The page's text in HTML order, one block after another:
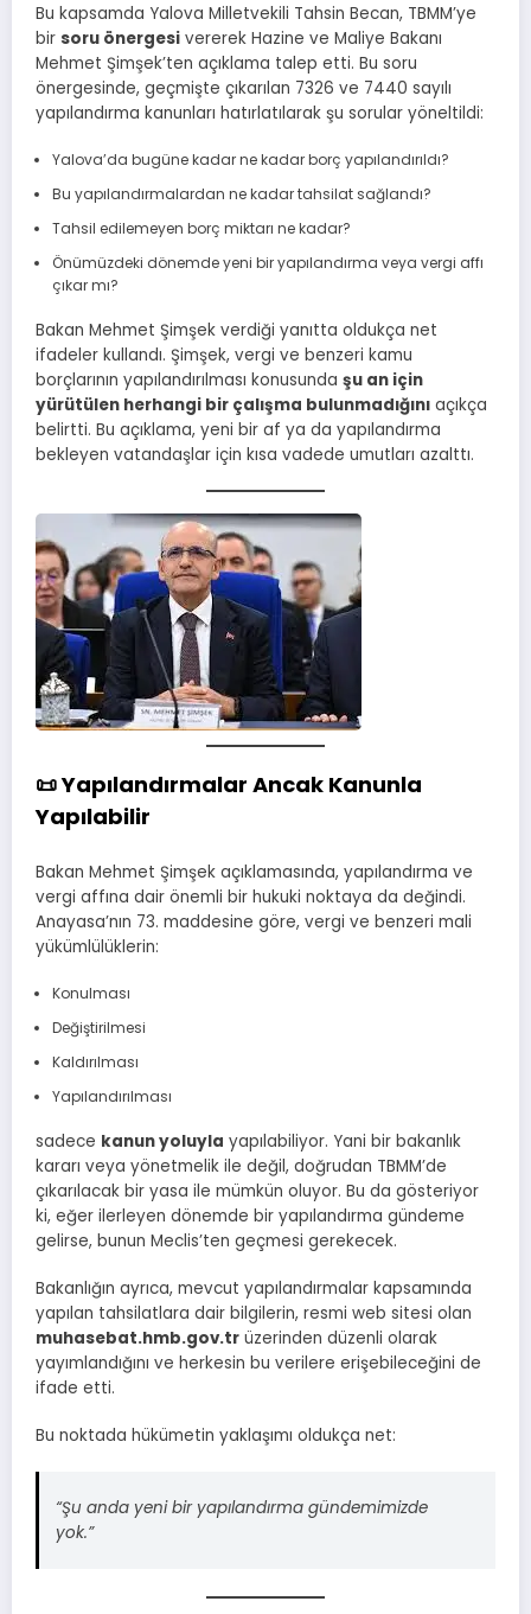
Bu kapsamda Yalova Milletvekili Tahsin Becan, TBMM’ye
bir soru önergesi vererek Hazine ve Maliye Bakanı
Mehmet Şimşek’ten açıklama talep etti. Bu soru
önergesinde, geçmişte çıkarılan 7326 ve 7440 sayılı
yapılandırma kanunları hatırlatılarak şu sorular yöneltildi:
Yalova’da bugüne kadar ne kadar borç yapılandırıldı?
Bu yapılandırmalardan ne kadar tahsilat sağlandı?
Tahsil edilemeyen borç miktarı ne kadar?
Önümüzdeki dönemde yeni bir yapılandırma veya vergi affı
çıkar mı?
Bakan Mehmet Şimşek verdiği yanıtta oldukça net
ifadeler kullandı. Şimşek, vergi ve benzeri kamu
borçlarının yapılandırılması konusunda şu an için
yürütülen herhangi bir çalışma bulunmadığını açıkça
belirtti. Bu açıklama, yeni bir af ya da yapılandırma
bekleyen vatandaşlar için kısa vadede umutları azalttı.
📜 Yapılandırmalar Ancak Kanunla
Yapılabilir
Bakan Mehmet Şimşek açıklamasında, yapılandırma ve
vergi affına dair önemli bir hukuki noktaya da değindi.
Anayasa’nın 73. maddesine göre, vergi ve benzeri mali
yükümlülüklerin:
Konulması
Değiştirilmesi
Kaldırılması
Yapılandırılması
sadece kanun yoluyla yapılabiliyor. Yani bir bakanlık
kararı veya yönetmelik ile değil, doğrudan TBMM’de
çıkarılacak bir yasa ile mümkün oluyor. Bu da gösteriyor
ki, eğer ilerleyen dönemde bir yapılandırma gündeme
gelirse, bunun Meclis’ten geçmesi gerekecek.
Bakanlığın ayrıca, mevcut yapılandırmalar kapsamında
yapılan tahsilatlara dair bilgilerin, resmi web sitesi olan
muhasebat.hmb.gov.tr üzerinden düzenli olarak
yayımlandığını ve herkesin bu verilere erişebileceğini de
ifade etti.
Bu noktada hükümetin yaklaşımı oldukça net:
“Şu anda yeni bir yapılandırma gündemimizde
yok.”